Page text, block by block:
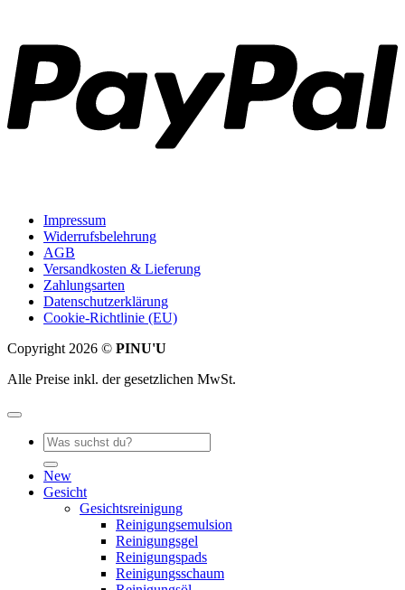
Impressum
Widerrufsbelehrung
AGB
Versandkosten & Lieferung
Zahlungsarten
Datenschutzerklärung
Cookie-Richtlinie (EU)
Copyright 2026 © PINU'U
Alle Preise inkl. der gesetzlichen MwSt.
Suche
nach:
New
Gesicht
Gesichtsreinigung
Reinigungsemulsion
Reinigungsgel
Reinigungspads
Reinigungsschaum